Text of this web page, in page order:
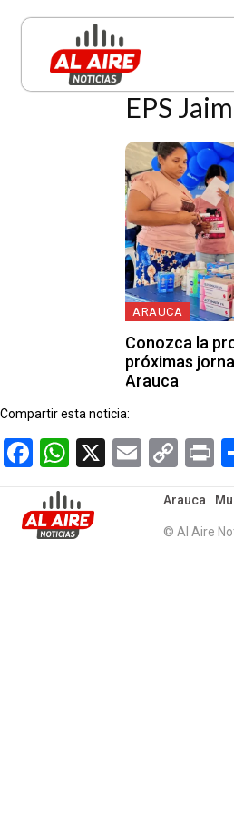
EPS
ARAUCA
Conozca la
próximas
Arauca
Compartir esta noticia:
Facebook
WhatsApp
X Email
Arauca
© Al Aire